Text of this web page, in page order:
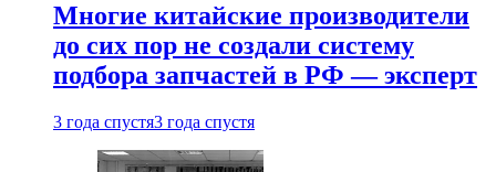
Многие китайские производители
до сих пор не создали систему
подбора запчастей в РФ — эксперт
3 года спустя3 года спустя